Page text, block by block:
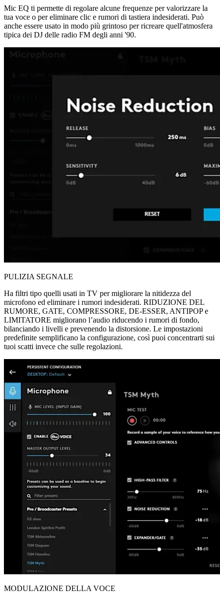
Mic EQ ti permette di regolare alcune frequenze per valorizzare la
tua voce o per eliminare clic e rumori di tastiera indesiderati. Può
anche essere usato in modo più grintoso per ricreare quell'atmosfera
tipica dei DJ delle radio FM degli anni '90.
PULIZIA SEGNALE
Ha filtri tipo quelli usati in TV per migliorare la nitidezza del
microfono ed eliminare i rumori indesiderati. RIDUZIONE DEL
RUMORE, GATE, COMPRESSORE, DE-ESSER, ANTIPOP e
LIMITATORE migliorano l’audio riducendo i rumori di fondo,
bilanciando i livelli e prevenendo la distorsione. Le impostazioni
predefinite semplificano la configurazione, così puoi concentrarti sui
tuoi scatti invece che sulle regolazioni.
MODULAZIONE DELLA VOCE